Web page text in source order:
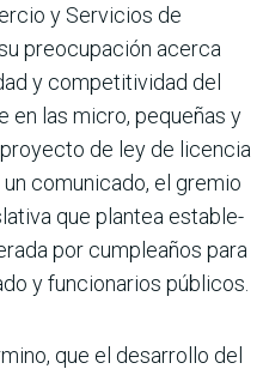
y Ser­vicios de
preo­cupación acerca
y competitividad del
las micro, pequeñas y
de ley de licencia
comunicado, el gremio
que plantea estable­
por cumpleaños para
y funcionarios públicos.
que el desa­rrollo del